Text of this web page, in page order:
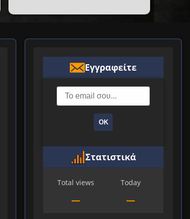
Εγγραφείτε
ΟΚ
Στατιστικά
Total views
—
Today
—